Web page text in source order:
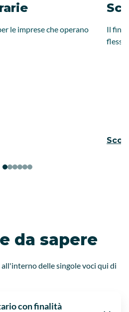
le imprese che operano
Il
da sapere
delle singole voci qui di
con finalità